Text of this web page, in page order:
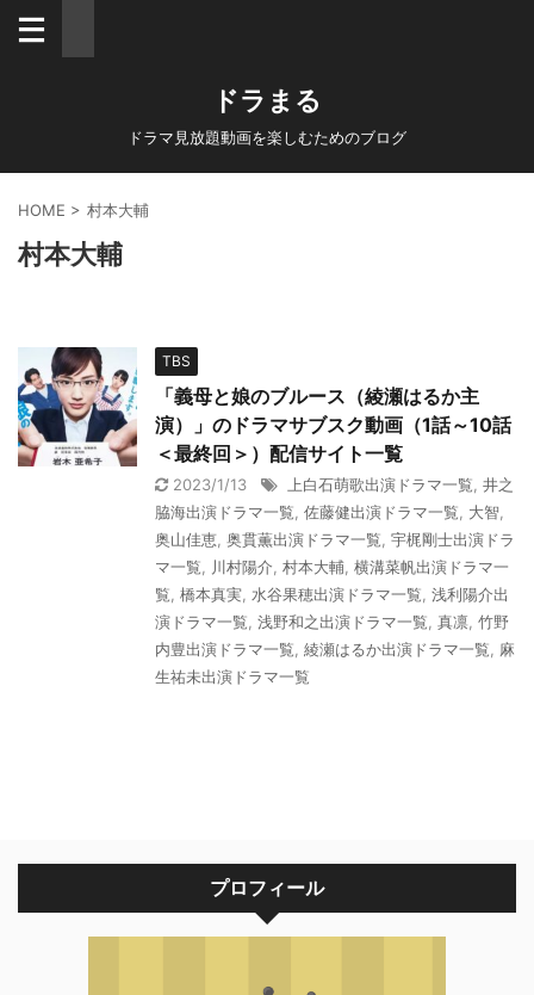
ドラまる
ドラマ見放題動画を楽しむためのブログ
HOME > 村本大輔
村本大輔
TBS
「義母と娘のブルース（綾瀬はるか主
演）」のドラマサブスク動画（1話～10話
＜最終回＞）配信サイト一覧
2023/1/13 上白石萌歌出演ドラマ一覧 井之
脇海出演ドラマ一覧 佐藤健出演ドラマ一覧 大智
奥山佳恵 奥貫薫出演ドラマ一覧 宇梶剛士出演ドラ
マ一覧
川村陽介 村本大輔 横溝菜帆出演ドラマ一
覧 橋本真実 水谷果穂出演ドラマ一覧 浅利陽介出
演ドラマ一覧 浅野和之出演ドラマ一覧 真凛 竹野
内豊出演ドラマ一覧 綾瀬はるか出演ドラマ一覧
麻
生祐未出演ドラマ一覧
プロフィール